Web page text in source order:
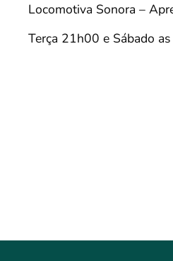
Locomotiva Sonora –
Terça 21h00 e Sábado